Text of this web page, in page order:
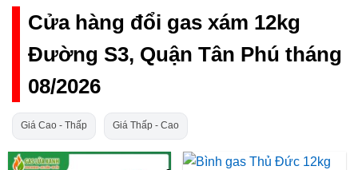
Cửa hàng đổi gas xám 12kg
Đường S3, Quận Tân Phú tháng
08/2026
Giá Cao - Thấp Giá Thấp - Cao